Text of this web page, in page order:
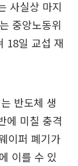
사실상 마지
중앙노동위
18일 교섭 재
반도체 생
에 미칠 충격
이퍼 폐기가
이를 수 있